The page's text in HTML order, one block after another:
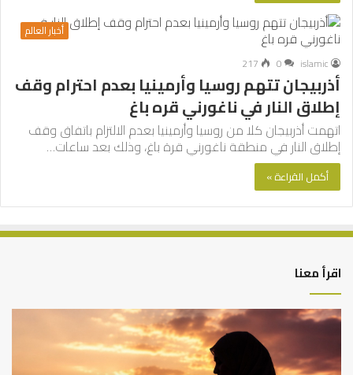
أخبار العالم
islamic
0
217
أذربيجان تتهم روسيا وأرمينيا بعدم احترام وقف
إطلاق النار في ناغورني قره باغ
اتهمت أذربيجان كلا من روسيا وأرمينيا بعدم الالتزام باتفاق وقف
إطلاق النار في منطقة ناغورني قرة باغ، وذلك بعد ساعات…
أكمل القراءة »
اقرأ معنا
كيف
العبادات
شخصية